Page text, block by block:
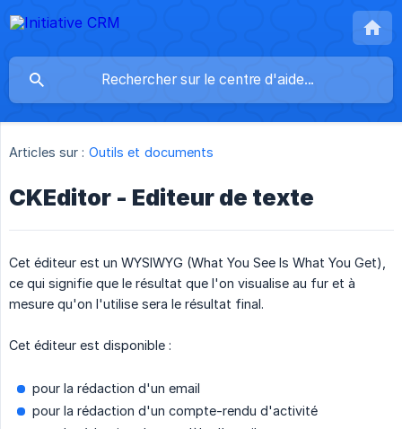
Articles sur : Outils et documents
CKEditor - Editeur de texte
Cet éditeur est un WYSIWYG (What You See Is What You Get),
ce qui signifie que le résultat que l'on visualise au fur et à
mesure qu'on l'utilise sera le résultat final.
Cet éditeur est disponible :
pour la rédaction d'un email
pour la rédaction d'un compte-rendu d'activité